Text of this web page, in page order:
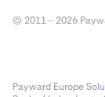
© 2011 – 2026
Payward Europe